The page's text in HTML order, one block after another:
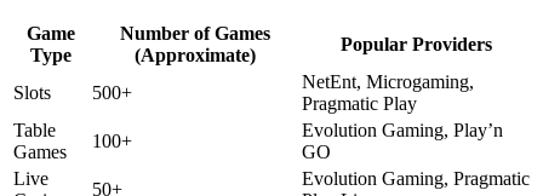
Game
Type
Number of Games
(Approximate)
Popular Providers
Slots 500+
NetEnt, Microgaming,
Pragmatic Play
Table
Games
100+
Evolution Gaming, Play’n
GO
Live
50+
Evolution Gaming, Pragmatic